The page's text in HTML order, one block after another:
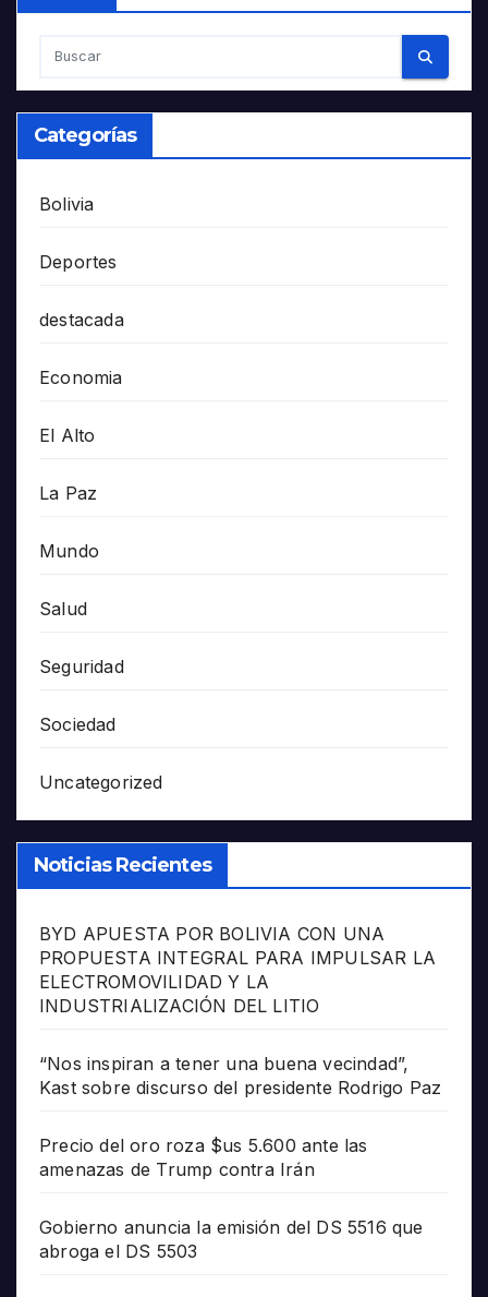
Categorías
Bolivia
Deportes
destacada
Economia
El Alto
La Paz
Mundo
Salud
Seguridad
Sociedad
Uncategorized
Noticias Recientes
BYD APUESTA POR BOLIVIA CON UNA
PROPUESTA INTEGRAL PARA IMPULSAR LA
ELECTROMOVILIDAD Y LA
INDUSTRIALIZACIÓN DEL LITIO
“Nos inspiran a tener una buena vecindad”,
Kast sobre discurso del presidente Rodrigo Paz
Precio del oro roza $us 5.600 ante las
amenazas de Trump contra Irán
Gobierno anuncia la emisión del DS 5516 que
abroga el DS 5503